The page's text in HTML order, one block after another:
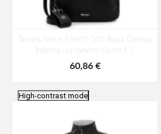
Tamaris Felice 33601-100 Black Dámska
kabelka cez rameno čierna 6 L
60,86 €
High-contrast mode